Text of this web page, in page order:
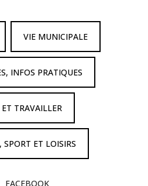
VIE MUNICIPALE
INFOS PRATIQUES
TRAVAILLER
SPORT ET LOISIRS
FACEBOOK